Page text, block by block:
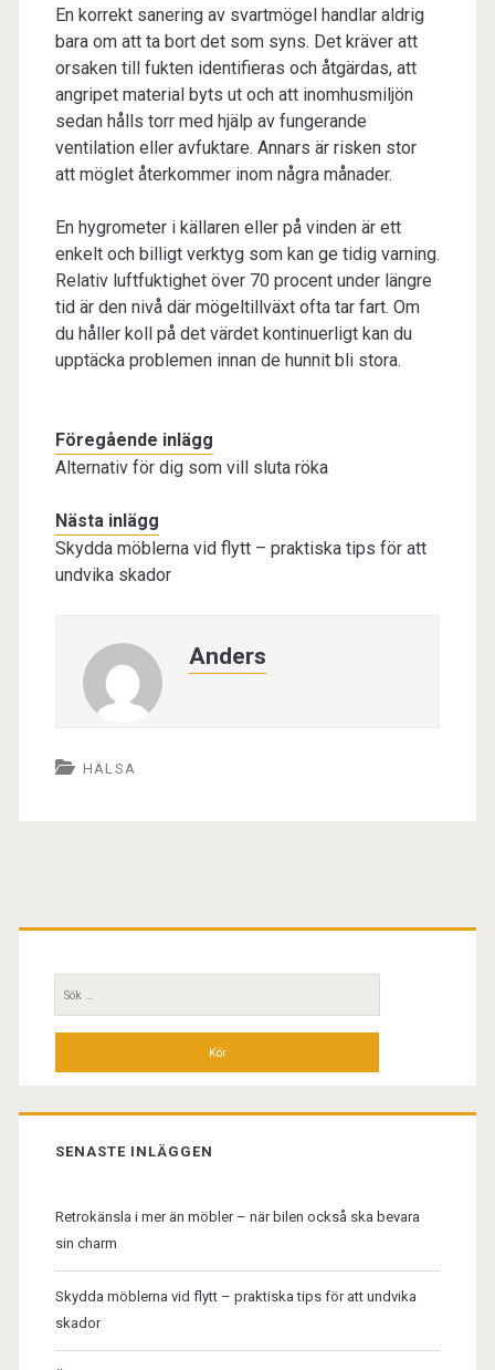
En korrekt sanering av svartmögel handlar aldrig
bara om att ta bort det som syns. Det kräver att
orsaken till fukten identifieras och åtgärdas, att
angripet material byts ut och att inomhusmiljön
sedan hålls torr med hjälp av fungerande
ventilation eller avfuktare. Annars är risken stor
att möglet återkommer inom några månader.
En hygrometer i källaren eller på vinden är ett
enkelt och billigt verktyg som kan ge tidig varning.
Relativ luftfuktighet över 70 procent under längre
tid är den nivå där mögeltillväxt ofta tar fart. Om
du håller koll på det värdet kontinuerligt kan du
upptäcka problemen innan de hunnit bli stora.
Föregående inlägg
Alternativ för dig som vill sluta röka
Nästa inlägg
Skydda möblerna vid flytt – praktiska tips för att
undvika skador
Anders
HÄLSA
Primär
sidopanel
Sök
efter:
SENASTE INLÄGGEN
Retrokänsla i mer än möbler – när bilen också ska bevara
sin charm
Skydda möblerna vid flytt – praktiska tips för att undvika
skador